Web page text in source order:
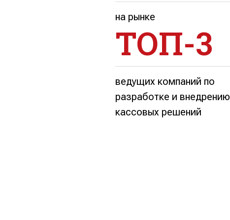
на рынке
ТОП-3
ведущих компаний по
разработке и внедрению
кассовых решений